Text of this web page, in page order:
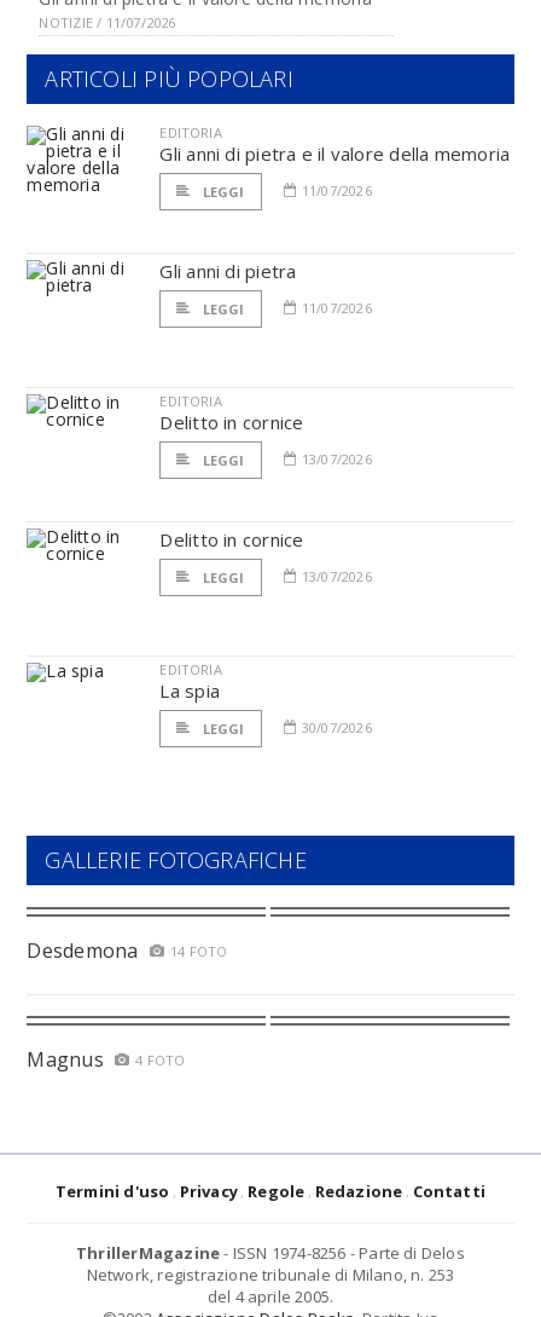
NOTIZIE / 11/07/2026
ARTICOLI PIÙ POPOLARI
EDITORIA
Gli anni di pietra e il valore della memoria
LEGGI 11/07/2026
Gli anni di pietra
LEGGI 11/07/2026
EDITORIA
Delitto in cornice
LEGGI 13/07/2026
Delitto in cornice
LEGGI 13/07/2026
EDITORIA
La spia
LEGGI 30/07/2026
GALLERIE FOTOGRAFICHE
Desdemona 14 FOTO
Magnus 4 FOTO
Termini d'uso Privacy Regole Redazione Contatti
ThrillerMagazine- ISSN 1974-8256 - Parte di Delos
Network, registrazione tribunale di Milano, n. 253
del 4 aprile 2005.